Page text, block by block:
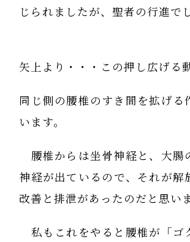
じられましたが、聖者の行進で
矢上より・・・この押し広げる
同じ側の腰椎のすき間を拡げる
います。
腰椎からは坐骨神経と、大腸
神経が出ているので、それが解
改善と排泄があったのだと思いま
私もこれをやると腰椎が「ゴ